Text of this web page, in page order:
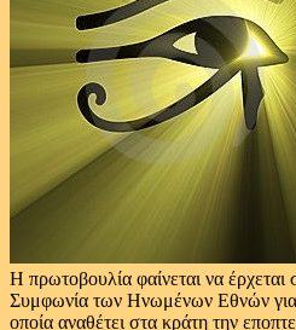
Η πρωτοβουλία φαίνεται να
Συμφωνία των Ηνωμένων Εθνών
οποία αναθέτει στα κράτη την